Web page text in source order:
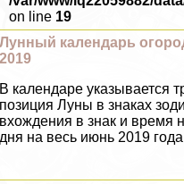
on line 19
Лунный календарь
2019
В календаре указывается
позиция Луны в знаках
вхождения в знак и время
дня на весь июнь 2019